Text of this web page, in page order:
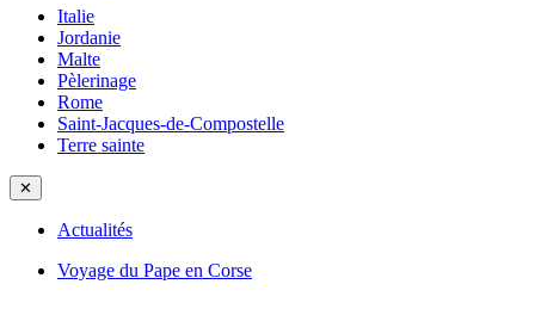
Italie
Jordanie
Malte
Pèlerinage
Rome
Saint-Jacques-de-Compostelle
Terre sainte
✕
Actualités
Voyage du Pape en Corse